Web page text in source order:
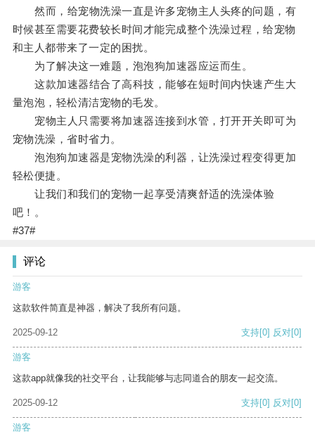
然而，给宠物洗澡一直是许多宠物主人头疼的问题，有
时候甚至需要花费较长时间才能完成整个洗澡过程，给宠物
和主人都带来了一定的困扰。
为了解决这一难题，泡泡狗加速器应运而生。
这款加速器结合了高科技，能够在短时间内快速产生大
量泡泡，轻松清洁宠物的毛发。
宠物主人只需要将加速器连接到水管，打开开关即可为
宠物洗澡，省时省力。
泡泡狗加速器是宠物洗澡的利器，让洗澡过程变得更加
轻松便捷。
让我们和我们的宠物一起享受清爽舒适的洗澡体验
吧！。
#37#
评论
游客
这款软件简直是神器，解决了我所有问题。
2025-09-12 支持[0] 反对[0]
游客
这款app就像我的社交平台，让我能够与志同道合的朋友一起交流。
2025-09-12 支持[0] 反对[0]
游客